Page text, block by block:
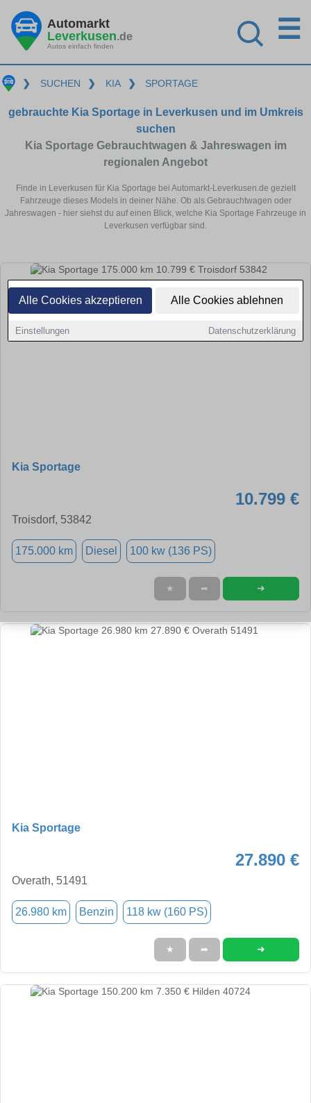
Alle Cookies akzeptieren Alle Cookies ablehnen
Einstellungen Datenschutzerklärung
Automarkt
Leverkusen.de
Autos einfach finden
☰
❯ SUCHEN ❯ KIA ❯ SPORTAGE
gebrauchte Kia Sportage in Leverkusen und im Umkreis
suchen
Kia Sportage Gebrauchtwagen & Jahreswagen im
regionalen Angebot
Finde in Leverkusen für Kia Sportage bei Automarkt-Leverkusen.de gezielt
Fahrzeuge dieses Models in deiner Nähe. Ob als Gebrauchtwagen oder
Jahreswagen - hier siehst du auf einen Blick, welche Kia Sportage Fahrzeuge in
Leverkusen verfügbar sind.
Kia Sportage
10.799 €
Troisdorf, 53842
175.000 km Diesel 100 kw (136 PS)
★ ➦ ➜
Kia Sportage
27.890 €
Overath, 51491
26.980 km Benzin 118 kw (160 PS)
★ ➦ ➜